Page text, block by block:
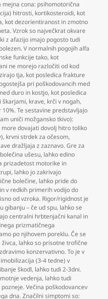
cona: psihomotorična
hitrosti, kortikosteroidi, kot
, kot dezorientiranost in zmotno
Vzrok so največkrat okvare
z afazijo imajo pogosto tudi
V normalnih pogojih alfa
funkcije tako, kot
ne morejo razločiti od kod
tja, kot posledica frakture
pri poškodovancih med
duro in kostjo, kot posledica
škarjami, krave, krči v nogah,
10%. Te sestavine predstavljajo
uniči možgansko tkivo):
more dovajati dovolj hitro toliko
, krvni strdek za očesom,
dražljaja z zaznavo. Gre za
ušesu, lahko edino
prizadetost motorike in
, lahko jo zakrivajo
bolečine, lahko pride do
v redkih primerih vodijo do
od vzroka. Rigor/rigidnost je
gibanju – če ud spu, lahko se
centralni hrbtenjačni kanal in
prizmatičnega
po njihovem poreklu. Če se
, lahko so prisotne trofične
konzervativno. To je v
(3-4 tedne) v
škodl, lahko tudi 2-3dni.
vedenja, lahko tudi
Večina poškodovancev
dna. Značilni simptomi so: